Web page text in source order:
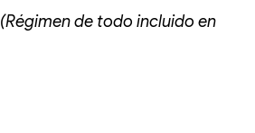
(Régimen de todo incluido en